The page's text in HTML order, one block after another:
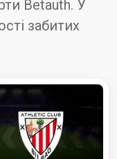
Betauth. У
забитих